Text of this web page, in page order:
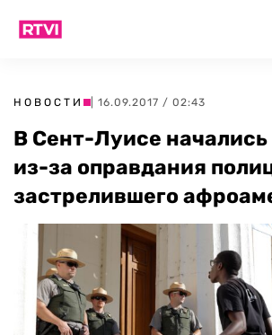
НОВОСТИ | 16.09.2017 / 02:43
В Сент-Луисе
из-за оправдания
застрелившего